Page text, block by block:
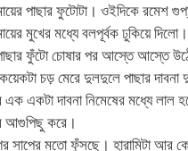
পাছার ফুটোটা। ওইদিকে রমেশ
মুখের মধ্যে বলপূর্বক ঢুকিয়ে দিলো।
পাছার ফুঁটো চোষার পর আস্তে আস্তে
কয়েকটা চড় মেরে দুলদুলে পাছার
একটা দাবনা নিমেষের মধ্যে লাল
আগুপিছু করে।
সাপের মতো ফুঁসছে। হারামিটা আর